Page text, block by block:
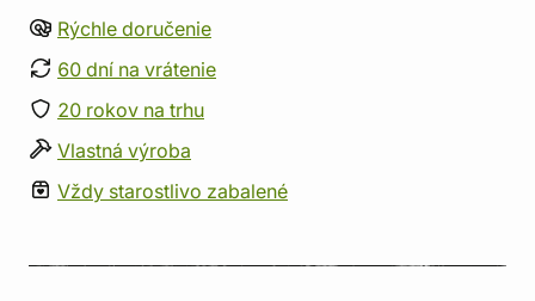
Rýchle doručenie
60 dní na vrátenie
20 rokov na trhu
Vlastná výroba
Vždy starostlivo zabalené